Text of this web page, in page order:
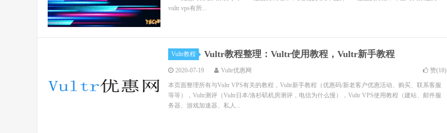
vultr vps有所...
Vultr教程 Vultr教程整理：Vultr使用教程，Vultr新手教程
2020-07-19 Vultr优惠网 赞(18)
本页面整理所有与Vultr VPS有关的教程，Vultr新手教程（优惠码/新老客户优惠活动、购买、联系客服
等等），Vultr测评（Vultr日本/洛杉矶机房测评，电信为什么慢），Vultr VPS使用教程（建站、邮件服
务器、游戏加速器、私人...